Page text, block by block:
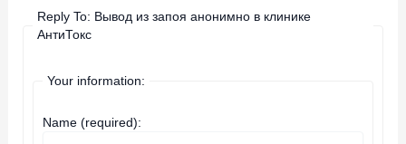
Reply To: Вывод из запоя анонимно в клинике
АнтиТокс
Your information:
Name (required):